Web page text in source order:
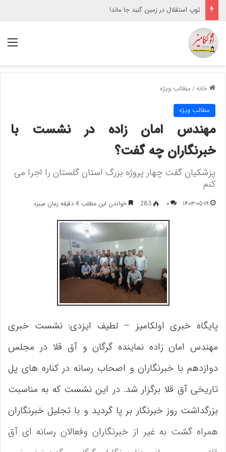
توپ استقلال در زمین گنبد جا ماند!
خانه/مطالب ویژه
مطالب ویژه
مهندس امان زاده در نشست با
خبرنگاران چه گفت؟
پزشکیان گفت چهار پروژه بزرگ استان گلستان را اجرا می
کنم
۱۴۰۳-۰۵-۱۹ ۰ 283 خواندن این مطلب 4 دقیقه زمان میبرد
پایگاه خبری اولکامیز – لطیف ایزدی: نشست خبری
مهندس امان زاده نماینده گرگان و آق قلا در مجلس
دوازدهم با خبرنگاران و اصحاب رسانه در کناره های پل
تاریخی آق قلا برگزار شد.در این نشست که به مناسبت
بزرگداشت روز خبرنگار بر پا گردید و با تجلیل خبرنگاران
همراه گشت به غیر از خبرنگاران وفعالان رسانه ای آق